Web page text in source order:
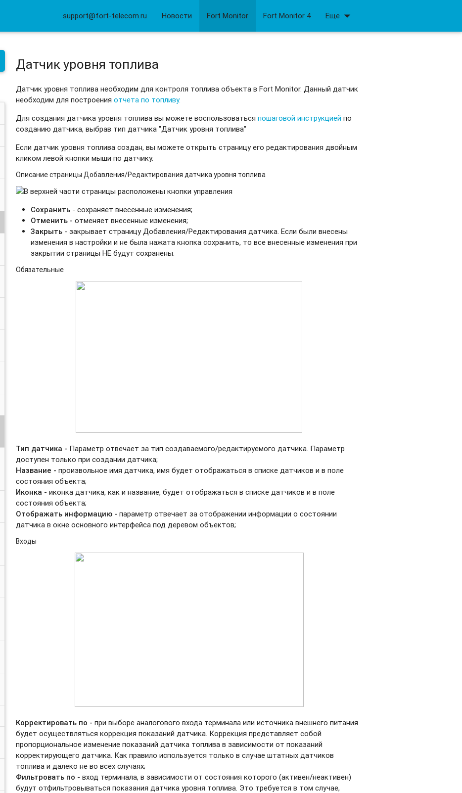
support@fort-telecom.ru Новости Fort Monitor Fort Monitor 4 Еще arrow_drop_down
Датчик уровня топлива
Датчик уровня топлива необходим для контроля топлива объекта в Fort Monitor. Данный датчик
необходим для построенияотчета по топливу.
Для создания датчика уровня топлива вы можете воспользоватьсяпошаговой инструкцией по
созданию датчика, выбрав тип датчика "Датчик уровня топлива"
Если датчик уровня топлива создан, вы можете открыть страницу его редактирования двойным
кликом левой кнопки мыши по датчику.
Описание страницы Добавления/Редактирования датчика уровня топлива
В верхней части страницы расположены кнопки управления
Сохранить - сохраняет внесенные изменения;
Отменить -отменяет внесенные изменения;
Закрыть - закрывает страницу Добавления/Редактирования датчика. Если были внесены
изменения в настройки и не была нажата кнопка сохранить, то все внесенные изменения при
закрытии страницы НЕ будут сохранены.
Обязательные
Тип датчика - Параметр отвечает за тип создаваемого/редактируемого датчика. Параметр
доступен только при создании датчика;
Название -произвольное имя датчика, имя будет отображаться в списке датчиков и в поле
состояния объекта;
Иконка -иконка датчика, как и название, будет отображаться в списке датчиков и в поле
состояния объекта;
Отображать информацию -параметр отвечает за отображении информации о состоянии
датчика в окне основного интерфейса под деревом объектов;
Входы
Корректировать по -при выборе аналогового входа терминала или источника внешнего питания
будет осуществляться коррекция показаний датчика. Коррекция представляет собой
пропорциональное изменение показаний датчика топлива в зависимости от показаний
корректирующего датчика. Как правило используется только в случае штатных датчиков
топлива и далеко не во всех случаях;
Фильтровать по -вход терминала, в зависимости от состояния которого (активен/неактивен)
будут отфильтровываться показания датчика уровня топлива. Это требуется в том случае,